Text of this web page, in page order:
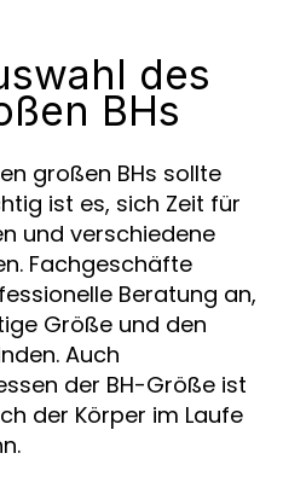
des
BHs
großen BHs sollte
ist es, sich Zeit für
und verschiedene
Fachgeschäfte
Beratung an,
Größe und den
Auch
der BH-Größe ist
der Körper im Laufe